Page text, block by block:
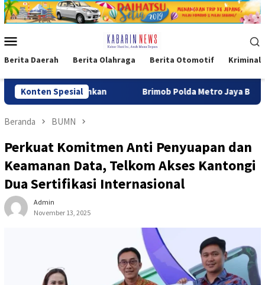
Loncat
ke
Mobile
Berita Daerah Berita Olahraga Berita Otomotif Kriminal
Konten Spesial
Diamankan Brimob Polda Metro Jaya Bubarkan Balap
Beranda BUMN
Perkuat Komitmen Anti Penyuapan dan
Keamanan Data, Telkom Akses Kantongi
Dua Sertifikasi Internasional
Admin
November 13, 2025